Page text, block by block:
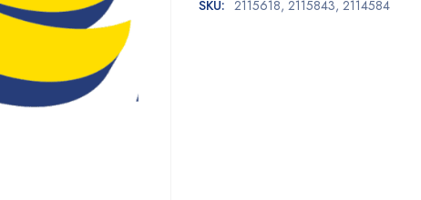
SKU: 2115618, 2115843, 2114584